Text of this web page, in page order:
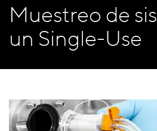
Muestreo de
un Single-Use